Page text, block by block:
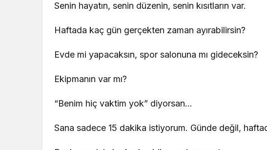
Senin hayatın, senin düzenin, senin kısıtların var.
Haftada kaç gün gerçekten zaman ayırabilirsin?
Evde mi yapacaksın, spor salonuna mı gideceksin?
Ekipmanın var mı?
“Benim hiç vaktim yok” diyorsan…
Sana sadece 15 dakika istiyorum. Günde değil,